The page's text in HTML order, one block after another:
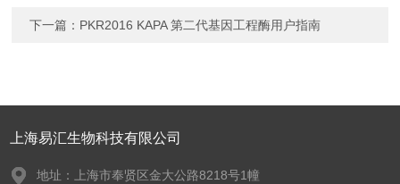
下一篇： PKR2016 KAPA 第二代基因工程酶用户指南
上海易汇生物科技有限公司
地址：上海市奉贤区金大公路8218号1幢